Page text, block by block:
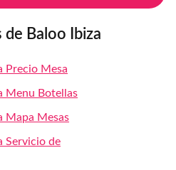
de Baloo Ibiza
Precio Mesa
Menu Botellas
Mapa Mesas
Servicio de